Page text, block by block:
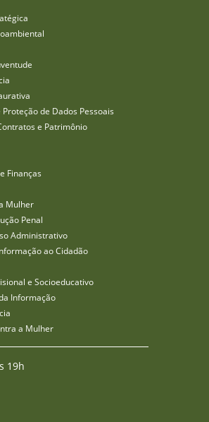
Proteção de Dados Pessoais
e Patrimônio
Finanças
Mulher
Penal
Administrativo
ao Cidadão
e Socioeducativo
Informação
a Mulher
19h